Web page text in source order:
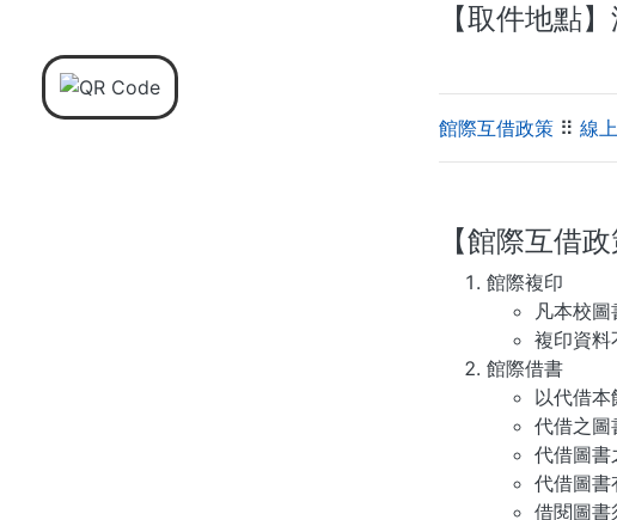
【取件地點
館際互借政策⠿ 線
【館際互借政
館際複印
凡本校圖
複印資料
館際借書
以代借本
代借之圖
代借圖書
代借圖書
借閱圖書